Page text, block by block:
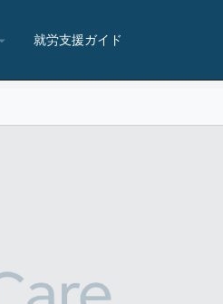
就労支援ガイド